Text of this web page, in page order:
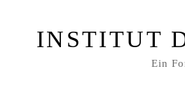
INSTITUT
Ein